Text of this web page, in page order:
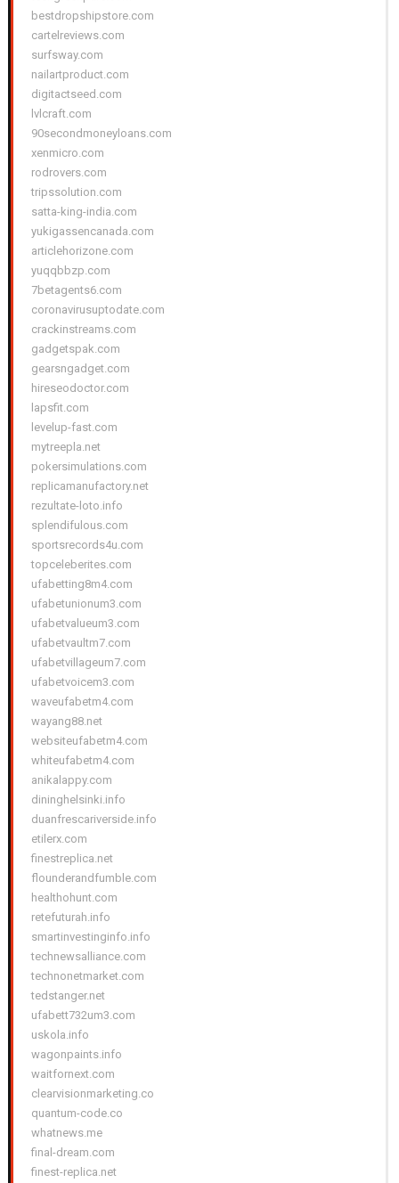
bestdropshipstore.com
cartelreviews.com
surfsway.com
nailartproduct.com
digitactseed.com
lvlcraft.com
90secondmoneyloans.com
xenmicro.com
rodrovers.com
tripssolution.com
satta-king-india.com
yukigassencanada.com
articlehorizone.com
yuqqbbzp.com
7betagents6.com
coronavirusuptodate.com
crackinstreams.com
gadgetspak.com
gearsngadget.com
hireseodoctor.com
lapsfit.com
levelup-fast.com
mytreepla.net
pokersimulations.com
replicamanufactory.net
rezultate-loto.info
splendifulous.com
sportsrecords4u.com
topceleberites.com
ufabetting8m4.com
ufabetunionum3.com
ufabetvalueum3.com
ufabetvaultm7.com
ufabetvillageum7.com
ufabetvoicem3.com
waveufabetm4.com
wayang88.net
websiteufabetm4.com
whiteufabetm4.com
anikalappy.com
dininghelsinki.info
duanfrescariverside.info
etilerx.com
finestreplica.net
flounderandfumble.com
healthohunt.com
retefuturah.info
smartinvestinginfo.info
technewsalliance.com
technonetmarket.com
tedstanger.net
ufabett732um3.com
uskola.info
wagonpaints.info
waitfornext.com
clearvisionmarketing.co
quantum-code.co
whatnews.me
final-dream.com
finest-replica.net